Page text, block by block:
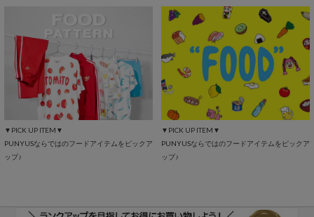
▼PICK UP ITEM▼
PUNYUSならではのフードアイテムをピックア
ップ♪
▼PICK UP ITEM▼
PUNYUSならではのフードアイテムをピックア
ップ♪